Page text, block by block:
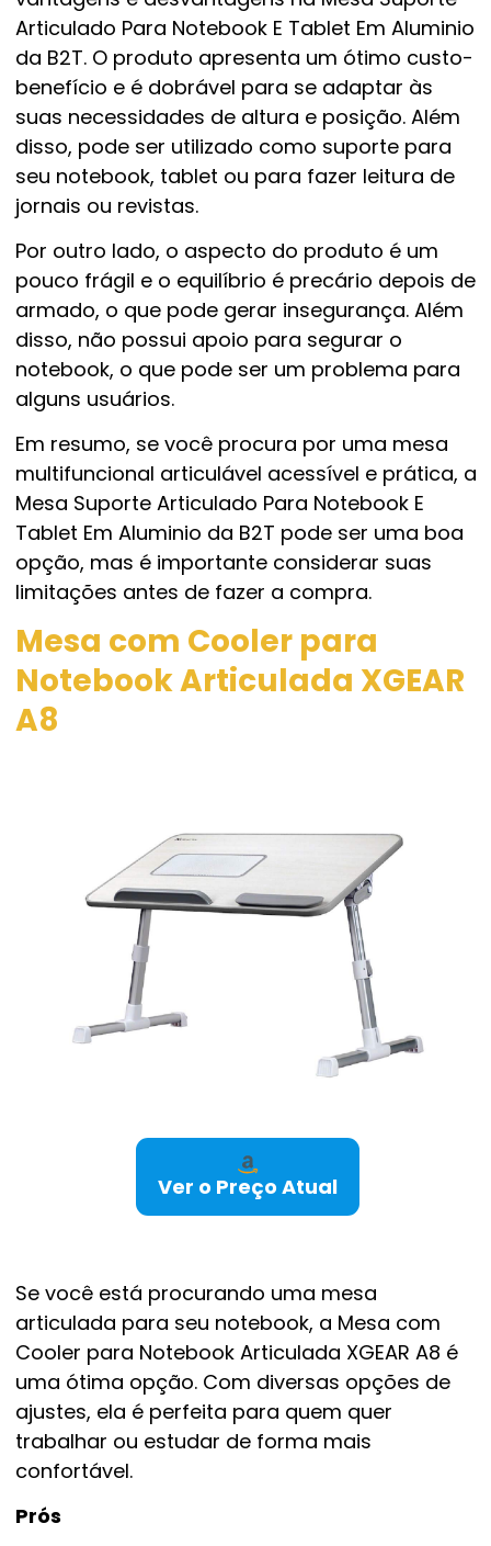
Articulado Para Notebook E Tablet Em Aluminio
da B2T. O produto apresenta um ótimo custo-
benefício e é dobrável para se adaptar às
suas necessidades de altura e posição. Além
disso, pode ser utilizado como suporte para
seu notebook, tablet ou para fazer leitura de
jornais ou revistas.
Por outro lado, o aspecto do produto é um
pouco frágil e o equilíbrio é precário depois de
armado, o que pode gerar insegurança. Além
disso, não possui apoio para segurar o
notebook, o que pode ser um problema para
alguns usuários.
Em resumo, se você procura por uma mesa
multifuncional articulável acessível e prática, a
Mesa Suporte Articulado Para Notebook E
Tablet Em Aluminio da B2T pode ser uma boa
opção, mas é importante considerar suas
limitações antes de fazer a compra.
Mesa com Cooler para
Notebook Articulada XGEAR
A8
Ver o Preço Atual
Se você está procurando uma mesa
articulada para seu notebook, a Mesa com
Cooler para Notebook Articulada XGEAR A8 é
uma ótima opção. Com diversas opções de
ajustes, ela é perfeita para quem quer
trabalhar ou estudar de forma mais
confortável.
Prós